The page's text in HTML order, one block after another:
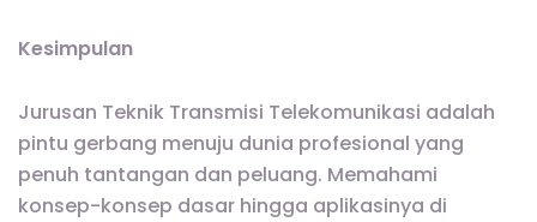
Kesimpulan
Jurusan Teknik Transmisi Telekomunikasi adalah
pintu gerbang menuju dunia profesional yang
penuh tantangan dan peluang. Memahami
konsep-konsep dasar hingga aplikasinya di